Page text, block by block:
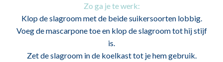
Zo ga je te werk:
Klop de slagroom met de beide suikersoorten lobbig.
Voeg de mascarpone toe en klop de slagroom tot hij stijf
is.
Zet de slagroom in de koelkast tot je hem gebruik.